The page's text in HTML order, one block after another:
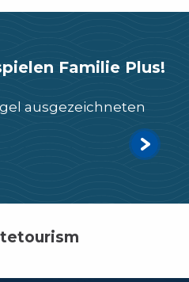
Familie Plus!
ausgezeichneten
einer Familie